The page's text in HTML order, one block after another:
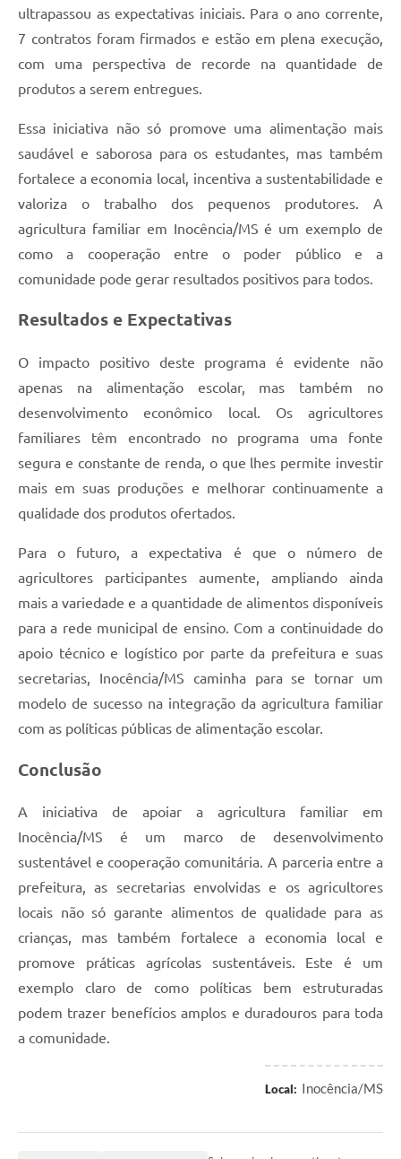
ultrapassou as expectativas iniciais. Para o ano corrente,
7 contratos foram firmados e estão em plena execução,
com uma perspectiva de recorde na quantidade de
produtos a serem entregues.
Essa iniciativa não só promove uma alimentação mais
saudável e saborosa para os estudantes, mas também
fortalece a economia local, incentiva a sustentabilidade e
valoriza o trabalho dos pequenos produtores. A
agricultura familiar em Inocência/MS é um exemplo de
como a cooperação entre o poder público e a
comunidade pode gerar resultados positivos para todos.
Resultados e Expectativas
O impacto positivo deste programa é evidente não
apenas na alimentação escolar, mas também no
desenvolvimento econômico local. Os agricultores
familiares têm encontrado no programa uma fonte
segura e constante de renda, o que lhes permite investir
mais em suas produções e melhorar continuamente a
qualidade dos produtos ofertados.
Para o futuro, a expectativa é que o número de
agricultores participantes aumente, ampliando ainda
mais a variedade e a quantidade de alimentos disponíveis
para a rede municipal de ensino. Com a continuidade do
apoio técnico e logístico por parte da prefeitura e suas
secretarias, Inocência/MS caminha para se tornar um
modelo de sucesso na integração da agricultura familiar
com as políticas públicas de alimentação escolar.
Conclusão
A iniciativa de apoiar a agricultura familiar em
Inocência/MS é um marco de desenvolvimento
sustentável e cooperação comunitária. A parceria entre a
prefeitura, as secretarias envolvidas e os agricultores
locais não só garante alimentos de qualidade para as
crianças, mas também fortalece a economia local e
promove práticas agrícolas sustentáveis. Este é um
exemplo claro de como políticas bem estruturadas
podem trazer benefícios amplos e duradouros para toda
a comunidade.
Local: Inocência/MS